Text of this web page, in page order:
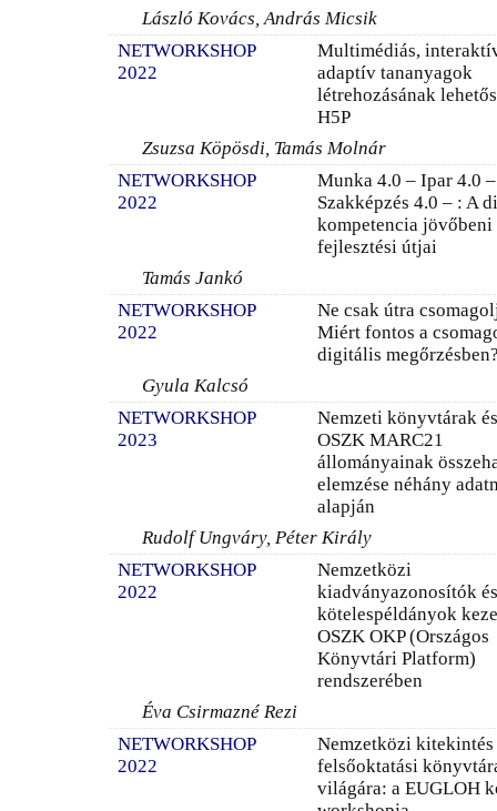
László Kovács, András Micsik
NETWORKSHOP
2022
Multimédiás,
adaptív tananyagok
létrehozásának
H5P
Zsuzsa Köpösdi, Tamás Molnár
NETWORKSHOP
2022
Munka 4.0 – Ipar 4.0 –
Szakképzés 4.0 – : A
kompetencia jövőbeni
fejlesztési útjai
Tamás Jankó
NETWORKSHOP
2022
Ne csak útra
Miért fontos a
digitális
Gyula Kalcsó
NETWORKSHOP
2023
Nemzeti könyvtárak
OSZK MARC21
állományainak
elemzése néhány
alapján
Rudolf Ungváry, Péter Király
NETWORKSHOP
2022
Nemzetközi
kiadványazonosítók
kötelespéldányok
OSZK OKP (Országos
Könyvtári Platform)
rendszerében
Éva Csirmazné Rezi
NETWORKSHOP
2022
Nemzetközi kitekintés
felsőoktatási
világára: a EUGLOH